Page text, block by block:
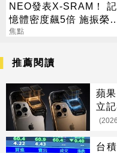
NEO發表X-SRAM！ 記
憶體密度飆5倍 施振榮
半導體迎新革命
焦點
推薦閱讀
蘋
立
台